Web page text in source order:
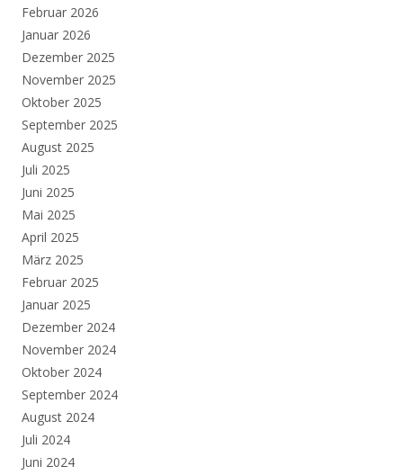
Februar 2026
Januar 2026
Dezember 2025
November 2025
Oktober 2025
September 2025
August 2025
Juli 2025
Juni 2025
Mai 2025
April 2025
März 2025
Februar 2025
Januar 2025
Dezember 2024
November 2024
Oktober 2024
September 2024
August 2024
Juli 2024
Juni 2024